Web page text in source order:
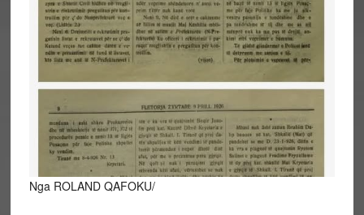
Nga ROLAND QAFOKU/